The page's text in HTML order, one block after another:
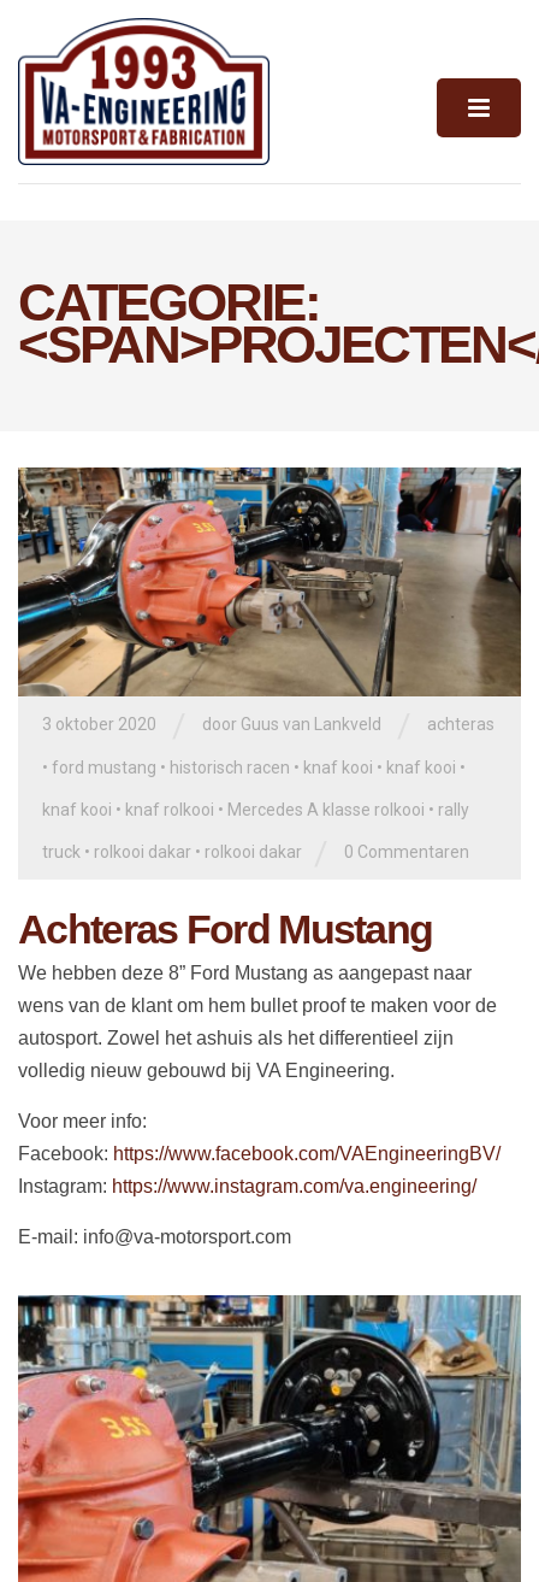
CATEGORIE:
3 oktober 2020 door Guus van Lankveld achteras
• ford mustang • historisch racen • knaf kooi • knaf kooi •
knaf kooi • knaf rolkooi • Mercedes A klasse rolkooi • rally
truck • rolkooi dakar • rolkooi dakar 0 Commentaren
Achteras Ford Mustang
We hebben deze 8” Ford Mustang as aangepast naar
wens van de klant om hem bullet proof te maken voor de
autosport. Zowel het ashuis als het differentieel zijn
volledig nieuw gebouwd bij VA Engineering.
Voor meer info:
Facebook: https://www.facebook.com/VAEngineeringBV/
Instagram: https://www.instagram.com/va.engineering/
E-mail: info@va-motorsport.com